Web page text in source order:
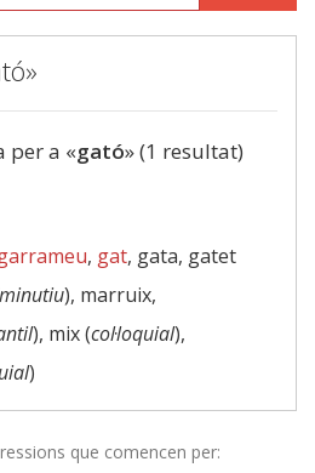
per a «gató» (1 resultat)
, gat, gata, gatet
), marruix,
), mix (col·loquial),
)
que comencen per: